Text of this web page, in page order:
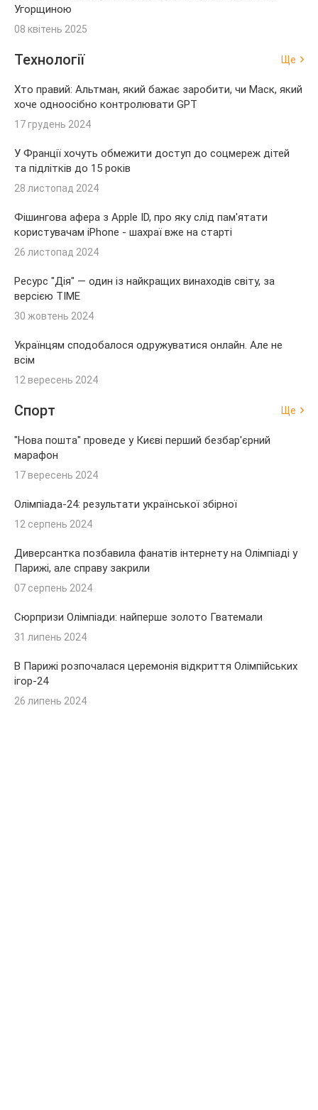
Угорщиною
08 квітень 2025
Технології Ще
Хто правий: Альтман, який бажає заробити, чи Маск, який
хоче одноосібно контролювати GPT
17 грудень 2024
У Франції хочуть обмежити доступ до соцмереж дітей
та підлітків до 15 років
28 листопад 2024
Фішингова афера з Apple ID, про яку слід пам'ятати
користувачам iPhone - шахраї вже на старті
26 листопад 2024
Ресурс "Дія" — один із найкращих винаходів світу, за
версією TIME
30 жовтень 2024
Українцям сподобалося одружуватися онлайн. Але не
всім
12 вересень 2024
Спорт Ще
"Нова пошта" проведе у Києві перший безбар'єрний
марафон
17 вересень 2024
Олімпіада-24: результати української збірної
12 серпень 2024
Диверсантка позбавила фанатів інтернету на Олімпіаді у
Парижі, але справу закрили
07 серпень 2024
Сюрпризи Олімпіади: найперше золото Гватемали
31 липень 2024
В Парижі розпочалася церемонія відкриття Олімпійських
ігор-24
26 липень 2024